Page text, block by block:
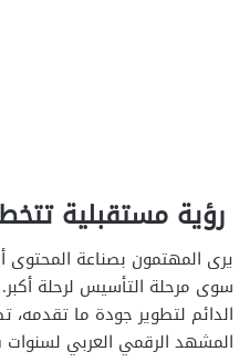
رؤية مستقبلية
يرى المهتمون بصناعة
سوى مرحلة التأسيس لرحلة
الدائم لتطوير جودة ما تقدمه،
المشهد الرقمي العربي لسنوات